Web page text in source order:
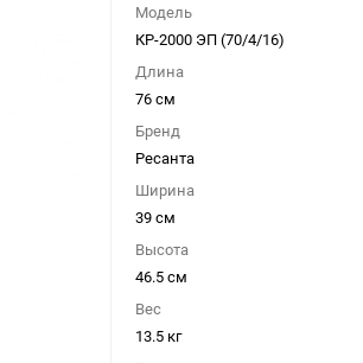
Модель
КР-2000 ЭП (70/4/16)
Длина
76 см
Бренд
Ресанта
Ширина
39 см
Высота
46.5 см
Вес
13.5 кг